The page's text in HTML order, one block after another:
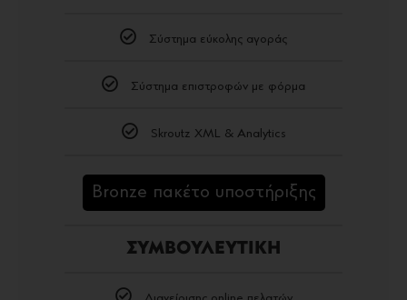
Σύστημα εύκολης αγοράς
Σύστημα επιστροφών με φόρμα
Skroutz XML & Analytics
Bronze πακέτο υποστήριξης
ΣΥΜΒΟΥΛΕΥΤΙΚΗ